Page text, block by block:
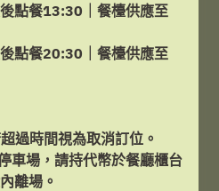
預訂
點餐13:30｜餐檯供應至
點餐20:30｜餐檯供應至
過時間視為取消訂位。
車場，請持代幣於餐廳櫃台
離場。